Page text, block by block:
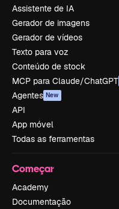
Assistente de IA
Gerador de imagens
Gerador de vídeos
Texto para voz
Conteúdo de stock
MCP para Claude/ChatGPT
Agentes New
API
App móvel
Todas as ferramentas
Começar
Academy
Documentação